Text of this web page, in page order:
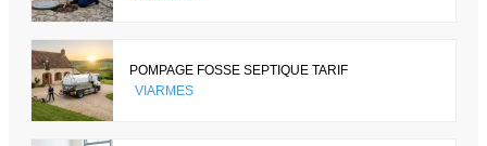
POMPAGE FOSSE SEPTIQUE TARIF
VIARMES